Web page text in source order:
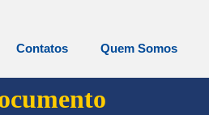
Contatos Quem Somos